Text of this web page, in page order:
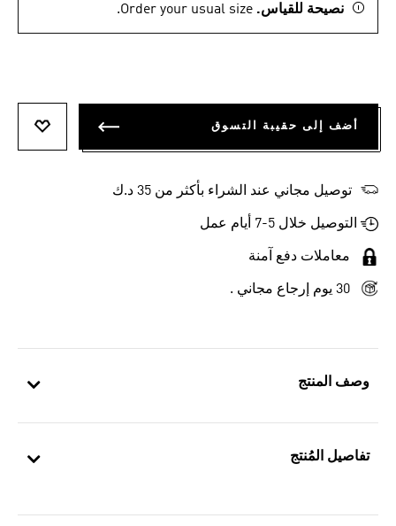
وصف المنتج
تفاصيل المُنتج
نصيحة للقياس. Order your usual size.
أضف إلى حقيبة التسوق
توصيل مجاني عند الشراء بأكثر من 35 د.ك
التوصيل خلال 5-7 أيام عمل
معاملات دفع آمنة